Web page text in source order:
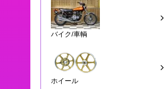
バイク/車輌
ホイール